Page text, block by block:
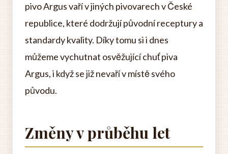
pivo Argus vaří v jiných pivovarech v České
republice, které dodržují původní receptury a
standardy kvality. Díky tomu si i dnes
můžeme vychutnat osvěžující chuť piva
Argus, i když se již nevaří v místě svého
původu.
Změny v průběhu let